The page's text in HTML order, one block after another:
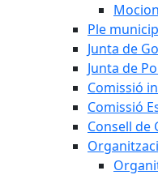
Ple
Junta de
Junta de
Comissió
Comissió
Consell de